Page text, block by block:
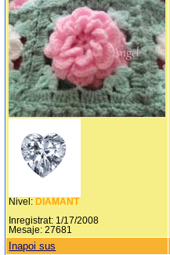
Nivel: DIAMANT
Inregistrat: 1/17/2008
Mesaje: 27681
Inapoi sus